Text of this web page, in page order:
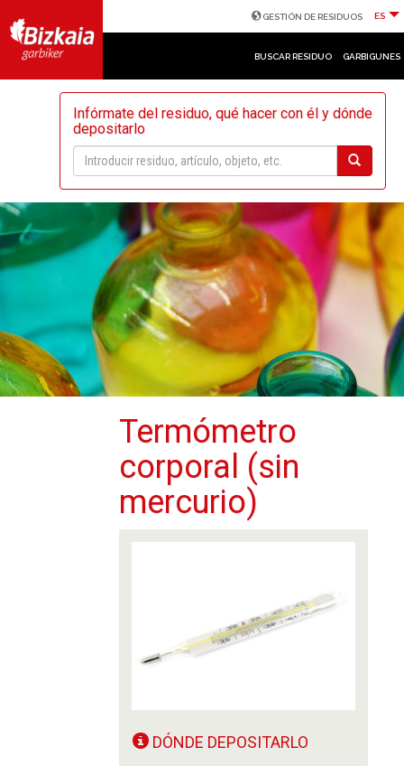
GESTIÓN DE RESIDUOS ES
BUSCAR RESIDUO GARBIGUNES
Infórmate del residuo, qué hacer con él y dónde
depositarlo
Termómetro
corporal (sin
mercurio)
DÓNDE DEPOSITARLO